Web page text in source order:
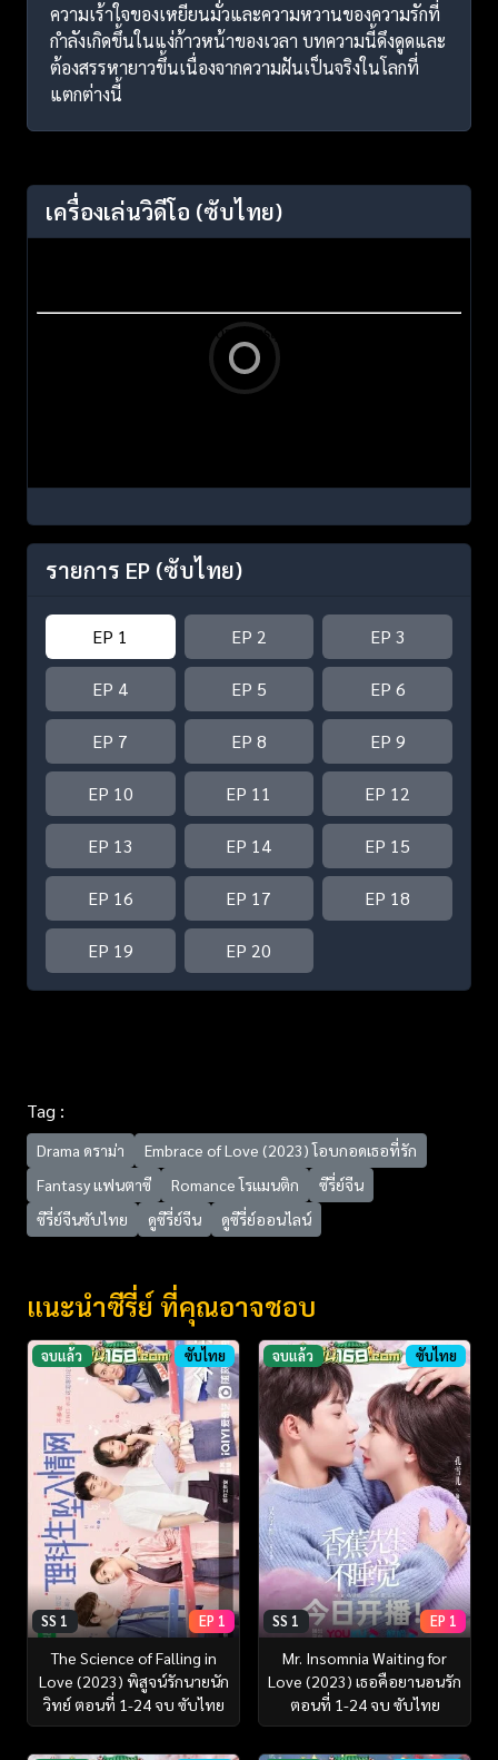
ความเร้าใจของเหยียนมั่วและความหวานของความรักที่
กำลังเกิดขึ้นในแง่ก้าวหน้าของเวลา บทความนี้ดึงดูดและ
ต้องสรรหายาวขึ้นเนื่องจากความฝันเป็นจริงในโลกที่
แตกต่างนี้
เครื่องเล่นวิดีโอ (ซับไทย)
รายการ EP (ซับไทย)
EP 1 EP 2 EP 3
EP 4 EP 5 EP 6
EP 7 EP 8 EP 9
EP 10 EP 11 EP 12
EP 13 EP 14 EP 15
EP 16 EP 17 EP 18
EP 19 EP 20
Tag :
Drama ดราม่า
Embrace of Love (2023) โอบกอดเธอที่รัก
Fantasy แฟนตาซี
Romance โรแมนติก
ซีรี่ย์จีน
ซีรี่ย์จีนซับไทย
ดูซีรี่ย์จีน ดูซีรี่ย์ออนไลน์
แนะนำซีรี่ย์ ที่คุณอาจชอบ
จบแล้ว ซับไทย
SS 1 EP 1
The Science of Falling in
Love (2023) พิสูจน์รักนายนัก
วิทย์ ตอนที่ 1-24 จบ ซับไทย
จบแล้ว ซับไทย
SS 1 EP 1
Mr. Insomnia Waiting for
Love (2023) เธอคือยานอนรัก
ตอนที่ 1-24 จบ ซับไทย